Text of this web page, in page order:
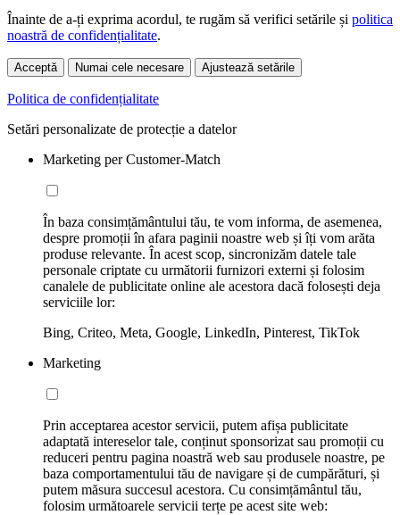
Înainte de a-ți exprima acordul, te rugăm să verifici setările și politica
noastră de confidențialitate.
Acceptă Numai cele necesare Ajustează setările
Politica de confidențialitate
Setări personalizate de protecție a datelor
Marketing per Customer-Match
În baza consimțământului tău, te vom informa, de asemenea,
despre promoții în afara paginii noastre web și îți vom arăta
produse relevante. În acest scop, sincronizăm datele tale
personale criptate cu următorii furnizori externi și folosim
canalele de publicitate online ale acestora dacă folosești deja
serviciile lor:
Bing, Criteo, Meta, Google, LinkedIn, Pinterest, TikTok
Marketing
Prin acceptarea acestor servicii, putem afișa publicitate
adaptată intereselor tale, conținut sponsorizat sau promoții cu
reduceri pentru pagina noastră web sau produsele noastre, pe
baza comportamentului tău de navigare și de cumpărături, și
putem măsura succesul acestora. Cu consimțământul tău,
folosim următoarele servicii terțe pe acest site web: